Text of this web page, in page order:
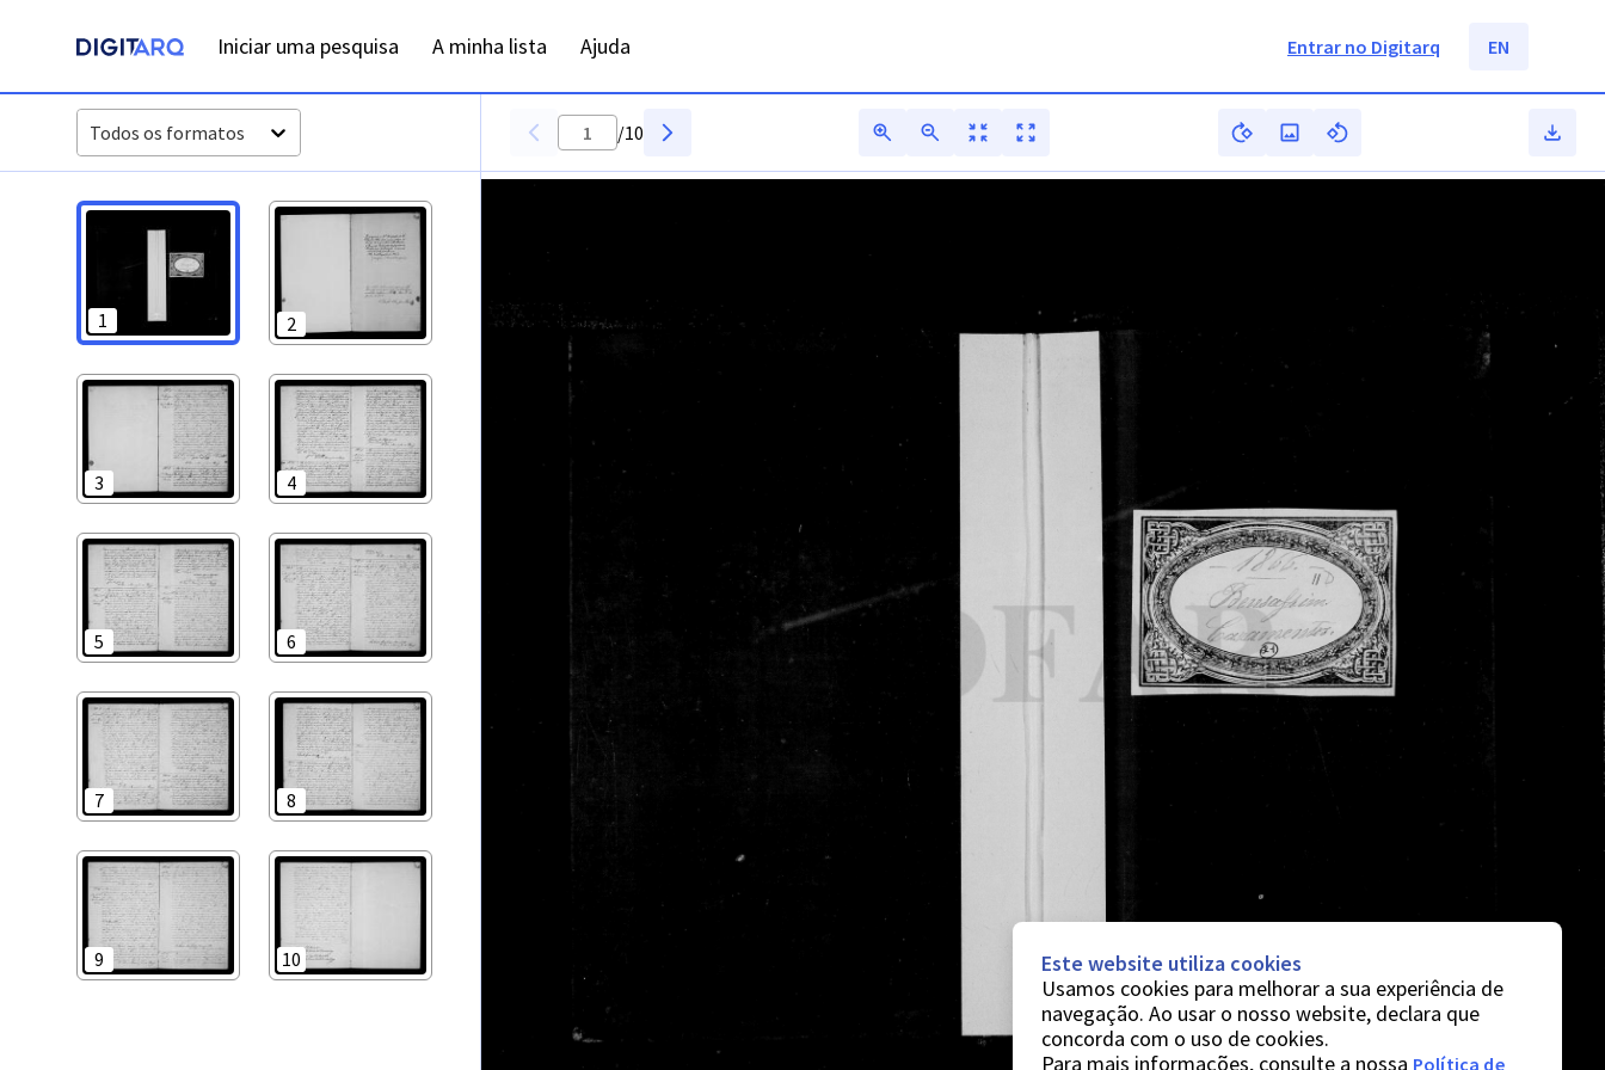
Iniciar uma pesquisa A minha lista Ajuda Entrar no Digitarq EN
Todos os formatos
1 2
3 4
5 6
7 8
9 10
/10
Este website utiliza cookies
Usamos cookies para melhorar a sua experiência de
navegação. Ao usar o nosso website, declara que
concorda com o uso de cookies.
Para mais informações, consulte a nossa Política de